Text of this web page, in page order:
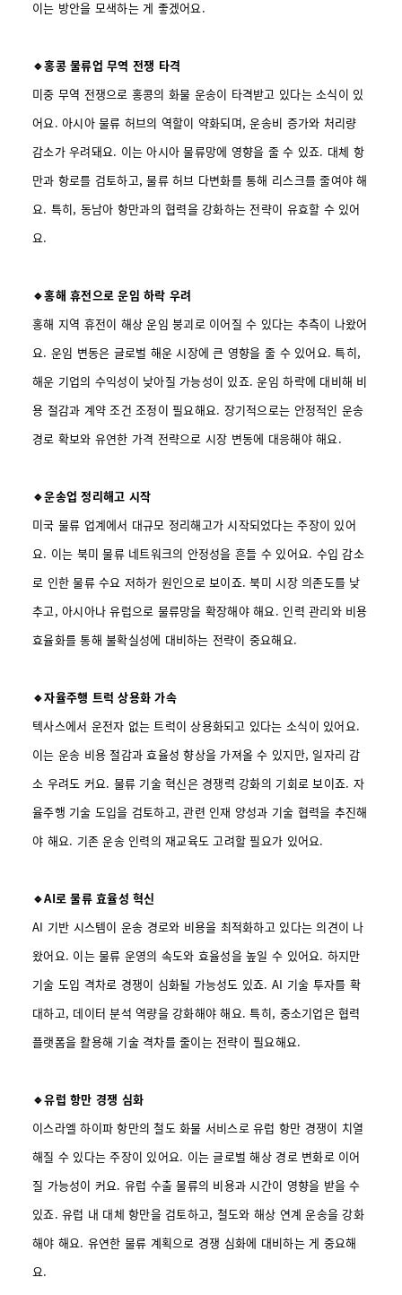
이는 방안을 모색하는 게 좋겠어요.
🔹홍콩 물류업 무역 전쟁 타격
미중 무역 전쟁으로 홍콩의 화물 운송이 타격받고 있다는 소식이 있
어요. 아시아 물류 허브의 역할이 약화되며, 운송비 증가와 처리량
감소가 우려돼요. 이는 아시아 물류망에 영향을 줄 수 있죠. 대체 항
만과 항로를 검토하고, 물류 허브 다변화를 통해 리스크를 줄여야 해
요. 특히, 동남아 항만과의 협력을 강화하는 전략이 유효할 수 있어
요.
🔹홍해 휴전으로 운임 하락 우려
홍해 지역 휴전이 해상 운임 붕괴로 이어질 수 있다는 추측이 나왔어
요. 운임 변동은 글로벌 해운 시장에 큰 영향을 줄 수 있어요. 특히,
해운 기업의 수익성이 낮아질 가능성이 있죠. 운임 하락에 대비해 비
용 절감과 계약 조건 조정이 필요해요. 장기적으로는 안정적인 운송
경로 확보와 유연한 가격 전략으로 시장 변동에 대응해야 해요.
🔹운송업 정리해고 시작
미국 물류 업계에서 대규모 정리해고가 시작되었다는 주장이 있어
요. 이는 북미 물류 네트워크의 안정성을 흔들 수 있어요. 수입 감소
로 인한 물류 수요 저하가 원인으로 보이죠. 북미 시장 의존도를 낮
추고, 아시아나 유럽으로 물류망을 확장해야 해요. 인력 관리와 비용
효율화를 통해 불확실성에 대비하는 전략이 중요해요.
🔹자율주행 트럭 상용화 가속
텍사스에서 운전자 없는 트럭이 상용화되고 있다는 소식이 있어요.
이는 운송 비용 절감과 효율성 향상을 가져올 수 있지만, 일자리 감
소 우려도 커요. 물류 기술 혁신은 경쟁력 강화의 기회로 보이죠. 자
율주행 기술 도입을 검토하고, 관련 인재 양성과 기술 협력을 추진해
야 해요. 기존 운송 인력의 재교육도 고려할 필요가 있어요.
🔹AI로 물류 효율성 혁신
AI 기반 시스템이 운송 경로와 비용을 최적화하고 있다는 의견이 나
왔어요. 이는 물류 운영의 속도와 효율성을 높일 수 있어요. 하지만
기술 도입 격차로 경쟁이 심화될 가능성도 있죠. AI 기술 투자를 확
대하고, 데이터 분석 역량을 강화해야 해요. 특히, 중소기업은 협력
플랫폼을 활용해 기술 격차를 줄이는 전략이 필요해요.
🔹유럽 항만 경쟁 심화
이스라엘 하이파 항만의 철도 화물 서비스로 유럽 항만 경쟁이 치열
해질 수 있다는 주장이 있어요. 이는 글로벌 해상 경로 변화로 이어
질 가능성이 커요. 유럽 수출 물류의 비용과 시간이 영향을 받을 수
있죠. 유럽 내 대체 항만을 검토하고, 철도와 해상 연계 운송을 강화
해야 해요. 유연한 물류 계획으로 경쟁 심화에 대비하는 게 중요해
요.